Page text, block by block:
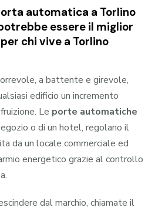
automatica a Torlino
essere il miglior
chi vive a Torlino
a battente e girevole,
edificio un incremento
Le porte automatiche
o di un hotel, regolano il
da un locale commerciale ed
energetico grazie al controllo
dal marchio, chiamate il